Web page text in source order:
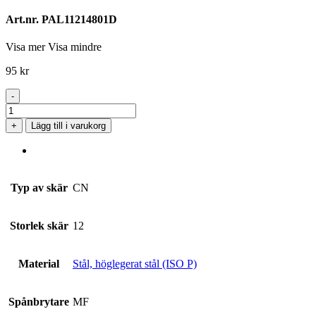
Art.nr. PAL11214801D
Visa mer Visa mindre
95 kr
-
CNMG
120408-
MF
PH2G125
+ Lägg till i varukorg
Typ av skär CN
Storlek skär 12
Material Stål, höglegerat stål (ISO P)
Spånbrytare MF